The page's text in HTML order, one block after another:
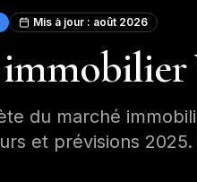
Mis à jour : août 2026
du marché
et prévisions